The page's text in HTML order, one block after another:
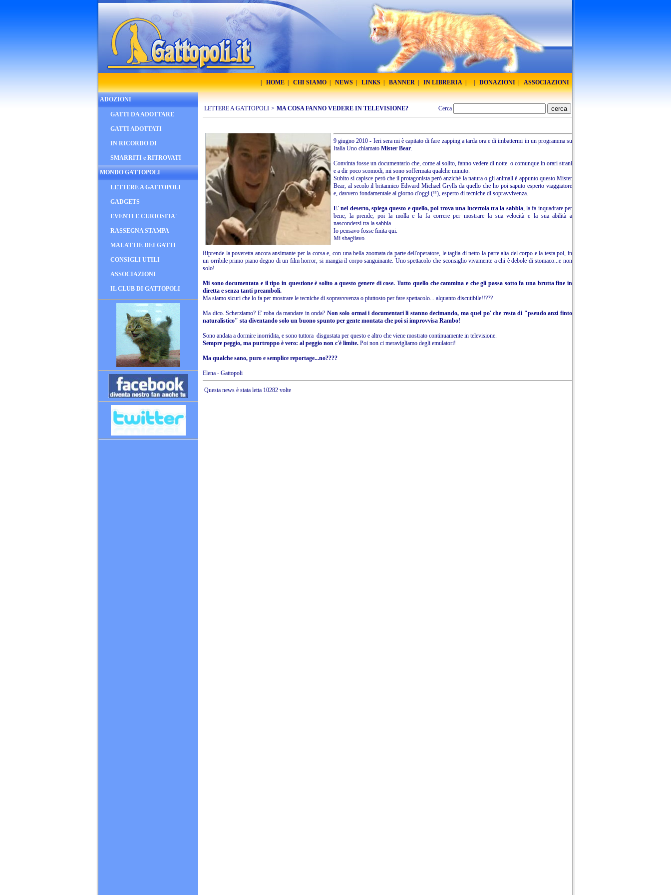
HOME CHI SIAMO NEWS LINKS BANNER IN LIBRERIA DONAZIONI ASSOCIAZIONI
ADOZIONI
GATTI DA ADOTTARE
GATTI ADOTTATI
IN RICORDO DI
SMARRITI e RITROVATI
MONDO GATTOPOLI
LETTERE A GATTOPOLI
GADGETS
EVENTI E CURIOSITA'
RASSEGNA STAMPA
MALATTIE DEI GATTI
CONSIGLI UTILI
ASSOCIAZIONI
IL CLUB DI GATTOPOLI
LETTERE A GATTOPOLI > MA COSA FANNO VEDERE IN TELEVISIONE? Cerca
9 giugno 2010 - Ieri sera mi è capitato di fare zapping a tarda ora e di imbattermi in un programma su
Italia Uno chiamato Mister Bear.
Convinta fosse un documentario che, come al solito, fanno vedere di notte o comunque in orari strani
e a dir poco scomodi, mi sono soffermata qualche minuto.
Subito si capisce però che il protagonista però anzichè la natura o gli animali è appunto questo Mister
Bear, al secolo il britannico Edward Michael Grylls da quello che ho poi saputo esperto viaggiatore
e, davvero fondamentale al giorno d'oggi (!!), esperto di tecniche di sopravvivenza.
E' nel deserto, spiega questo e quello, poi trova una lucertola tra la sabbia, la fa inquadrare per
bene, la prende, poi la molla e la fa correre per mostrare la sua velocità e la sua abilità a
nascondersi tra la sabbia.
Io pensavo fosse finita qui.
Mi sbagliavo.
Riprende la poveretta ancora ansimante per la corsa e, con una bella zoomata da parte dell'operatore, le taglia di netto la parte alta del corpo e la testa poi, in
un orribile primo piano degno di un film horror, si mangia il corpo sanguinante. Uno spettacolo che sconsiglio vivamente a chi è debole di stomaco...e non
solo!
Mi sono documentata e il tipo in questione è solito a questo genere di cose. Tutto quello che cammina e che gli passa sotto fa una brutta fine in
diretta e senza tanti preamboli.
Ma siamo sicuri che lo fa per mostrare le tecniche di sopravvvenza o piuttosto per fare spettacolo... alquanto discutibile!!???
Ma dico. Scherziamo? E' roba da mandare in onda? Non solo ormai i documentari li stanno decimando, ma quel po' che resta di "pseudo anzi finto
naturalistico" sta diventando solo un buono spunto per gente montata che poi si improvvisa Rambo!
Sono andata a dormire inorridita, e sono tuttora disgustata per questo e altro che viene mostrato continuamente in televisione.
Sempre peggio, ma purtroppo è vero: al peggio non c'è limite. Poi non ci meravigliamo degli emulatori!
Ma qualche sano, puro e semplice reportage...no????
Elena - Gattopoli
Questa news è stata letta 10282 volte